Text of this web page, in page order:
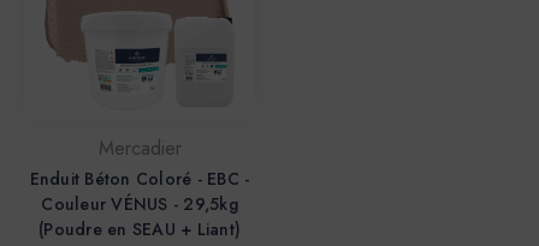
Mercadier
Enduit Béton Coloré - EBC -
Couleur VÉNUS - 29,5kg
(Poudre en SEAU + Liant)